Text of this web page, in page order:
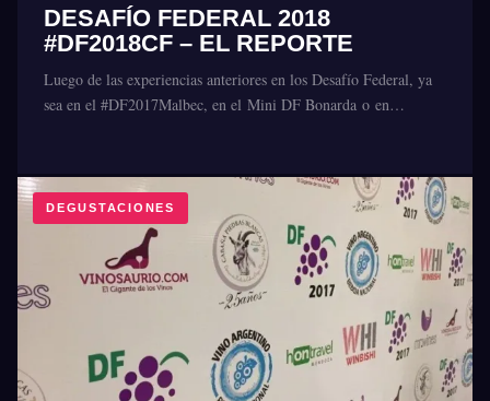
DESAFÍO FEDERAL 2018
#DF2018CF – EL REPORTE
Luego de las experiencias anteriores en los Desafío Federal, ya
sea en el #DF2017Malbec, en el Mini DF Bonarda o en…
DEGUSTACIONES